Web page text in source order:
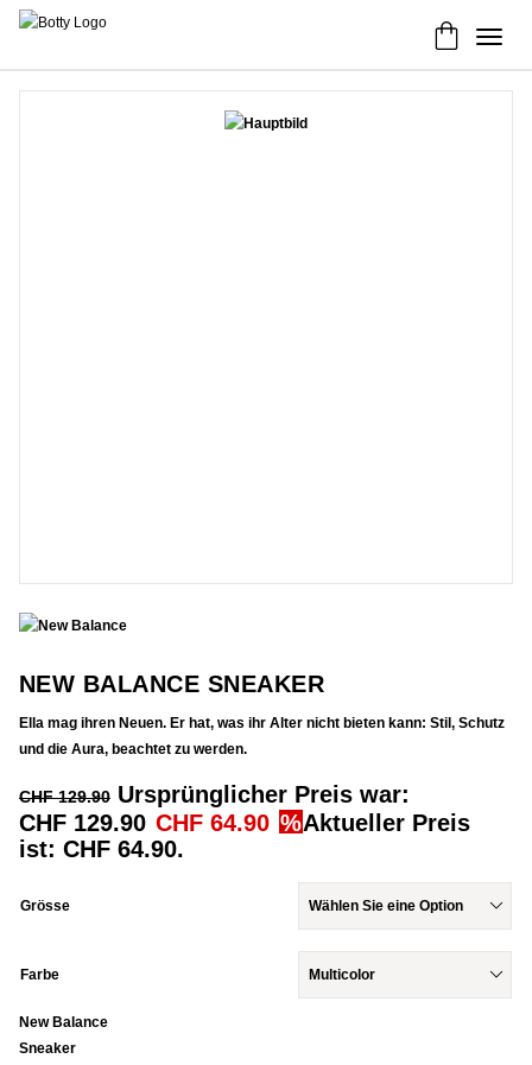
NEW BALANCE SNEAKER
Ella mag ihren Neuen. Er hat, was ihr Alter nicht bieten kann: Stil, Schutz
und die Aura, beachtet zu werden.
CHF129.90 Ursprünglicher Preis war:
CHF 129.90 CHF 64.90
Aktueller Preis
ist: CHF 64.90.
Grösse
Farbe
New Balance
Sneaker